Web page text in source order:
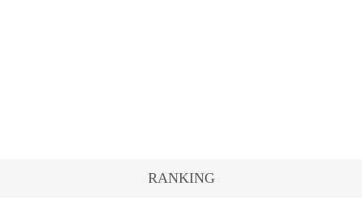
RANKING